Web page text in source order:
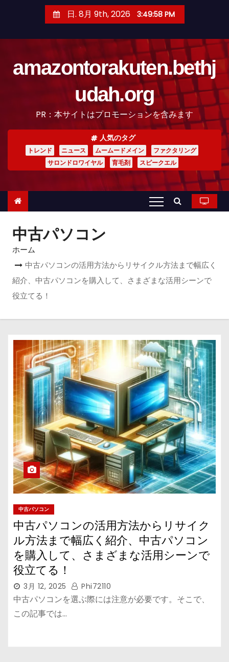
日. 8月 9th, 2026 3:49:59 PM
amazontorakuten.bethj
udah.org
PR：本サイトはプロモーションを含みます
人気のタグ
トレンド ニュース ムームードメイン
ファクタリング
サロンドロワイヤル
育毛剤 スピークエル
中古パソコン
ホーム
中古パソコンの活用方法からリサイクル方法まで幅広く
紹介、中古パソコンを購入して、さまざまな活用シーンで
役立てる！
中古パソコン
中古パソコンの活用方法からリサイク
ル方法まで幅広く紹介、中古パソコン
を購入して、さまざまな活用シーンで
役立てる！
3月 12, 2025 Phi72110
中古パソコンを選ぶ際には注意が必要です。そこで、
この記事では…